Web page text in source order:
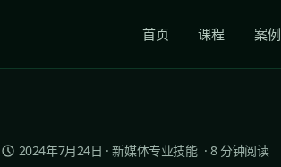
首页 课程 案例
2024年7月24日 ·新媒体专业技能·8分钟阅读